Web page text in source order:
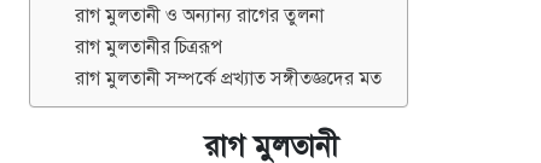
রাগ মুলতানী ও অন্যান্য রাগের তুলনা
রাগ মুলতানীর চিত্ররূপ
রাগ মুলতানী সম্পর্কে প্রখ্যাত সঙ্গীতজ্ঞদের মত
রাগ মুলতানী